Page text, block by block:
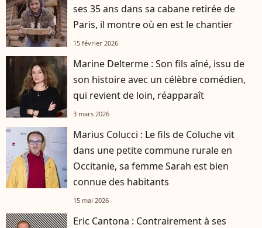
ses 35 ans dans sa cabane retirée de
Paris, il montre où en est le chantier
15 février 2026
Marine Delterme : Son fils aîné, issu de
son histoire avec un célèbre comédien,
qui revient de loin, réapparaît
3 mars 2026
Marius Colucci : Le fils de Coluche vit
dans une petite commune rurale en
Occitanie, sa femme Sarah est bien
connue des habitants
15 mai 2026
Eric Cantona : Contrairement à ses